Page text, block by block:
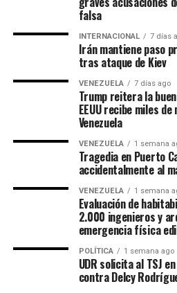
falsa
INTERNACIONAL 7 días
Irán mantiene paso
tras ataque de Kiev
VENEZUELA 7 días ago
Trump reitera la
EEUU recibe miles
Venezuela
VENEZUELA 1 semana
Tragedia en Puerto
accidentalmente al
VENEZUELA 1 semana
Evaluación de
2.000 ingenieros y
emergencia física
POLÍTICA 1 semana ago
UDR solicita al TSJ
contra Delcy